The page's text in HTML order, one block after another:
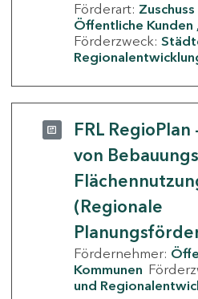
Förderart: Zuschuss
Öffentliche Kunden
Förderzweck:
FRL
von
(Regionale
Fördernehmer:
Kommunen
und